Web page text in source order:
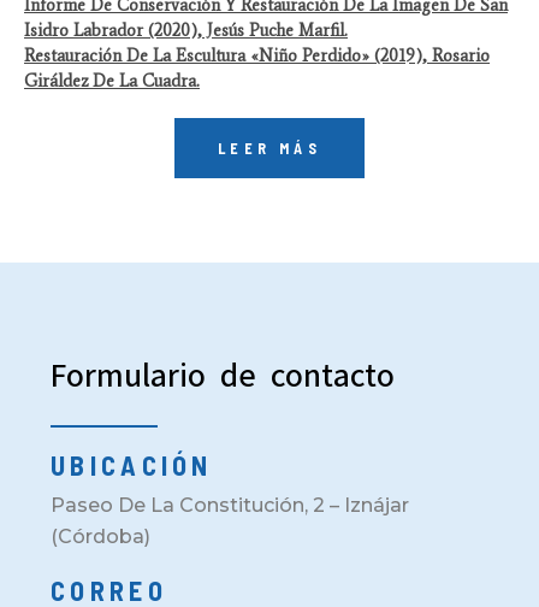
Informe De Conservación Y Restauración De La Imagen De San
Isidro Labrador (2020), Jesús Puche Marfil.
Restauración De La Escultura «Niño Perdido» (2019), Rosario
Giráldez De La Cuadra.
LEER MÁS
Formulario de contacto
UBICACIÓN
Paseo De La Constitución, 2 – Iznájar
(Córdoba)
CORREO